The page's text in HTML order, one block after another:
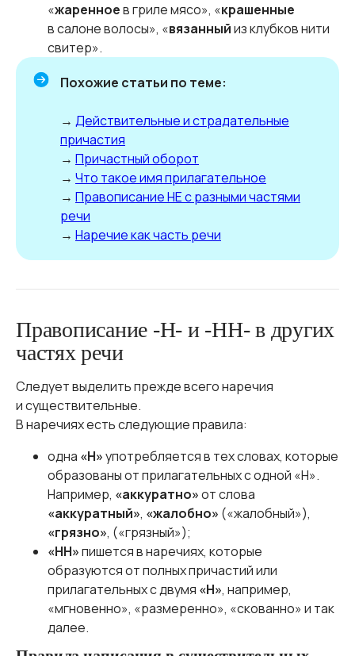
«жаренноев гриле мясо», «крашенные
в салоне волосы», «вязанныйиз клубков нити
свитер».
Похожие статьи по теме:
→ Действительные и страдательные
причастия
→ Причастный оборот
→ Что такое имя прилагательное
→ Правописание НЕ с разными частями
речи
→ Наречие как часть речи
Правописание -Н- и -НН- в других
частях речи
Следует выделить прежде всего наречия
и существительные.
В наречиях есть следующие правила:
одна «Н»употребляется в тех словах, которые
образованы от прилагательных с одной «Н».
Например, «аккуратно»от слова
«аккуратный», «жалобно» («жалобный»),
«грязно», («грязный»);
«НН»пишется в наречиях, которые
образуются от полных причастий или
прилагательных с двумя «Н», например,
«мгновенно», «размеренно», «скованно» и так
далее.